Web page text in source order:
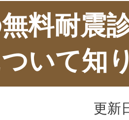
料耐震
いて知
更新